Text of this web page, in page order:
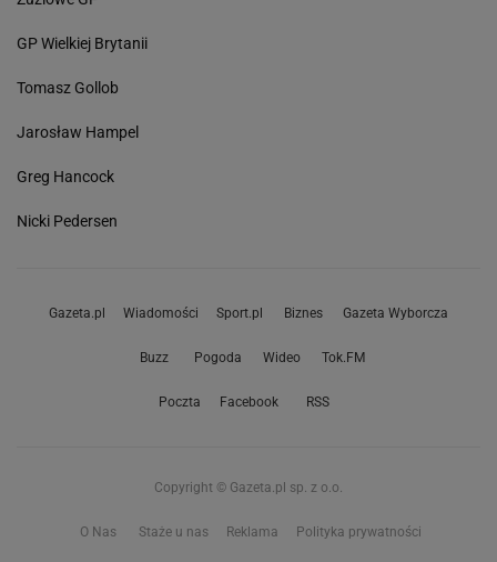
GP Wielkiej Brytanii
Tomasz Gollob
Jarosław Hampel
Greg Hancock
Nicki Pedersen
Gazeta.pl Wiadomości Sport.pl Biznes Gazeta Wyborcza
Buzz Pogoda Wideo Tok.FM
Poczta Facebook RSS
Copyright © Gazeta.pl sp. z o.o.
O Nas Staże u nas Reklama Polityka prywatności